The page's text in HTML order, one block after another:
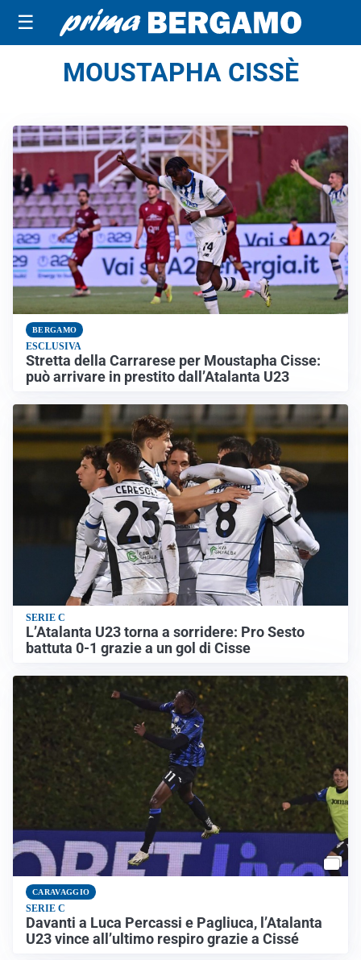
☰
MOUSTAPHA CISSÈ
BERGAMO
ESCLUSIVA
Stretta della Carrarese per Moustapha Cisse:
può arrivare in prestito dall’Atalanta U23
SERIE C
L’Atalanta U23 torna a sorridere: Pro Sesto
battuta 0-1 grazie a un gol di Cisse
CARAVAGGIO
SERIE C
Davanti a Luca Percassi e Pagliuca, l’Atalanta
U23 vince all’ultimo respiro grazie a Cissé